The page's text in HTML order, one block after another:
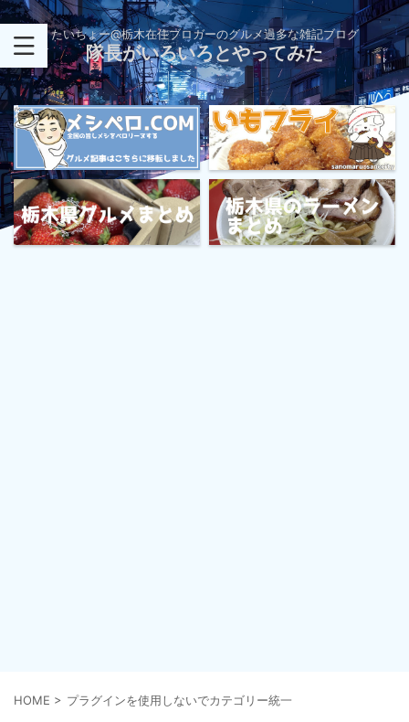
たいちょー@栃木在住ブロガーのグルメ過多な雑記ブログ
隊長がいろいろとやってみた
HOME > プラグインを使用しないでカテゴリー統一